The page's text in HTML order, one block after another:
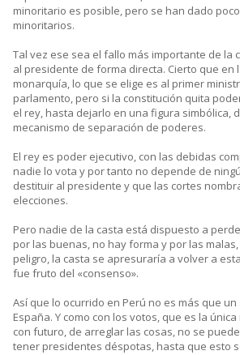
minoritario es posible, pero se han dado
minoritarios.
Tal vez ese sea el fallo más importante de la
al presidente de forma directa. Cierto que en
monarquía, lo que se elige es al primer
parlamento, pero si la constitución quita
el rey, hasta dejarlo en una figura simbólica,
mecanismo de separación de poderes.
El rey es poder ejecutivo, con las debidas
nadie lo vota y por tanto no depende de
destituir al presidente y que las cortes
elecciones.
Pero nadie de la casta está dispuesto a
por las buenas, no hay forma y por las
peligro, la casta se apresuraría a volver a
fue fruto del «consenso».
Así que lo ocurrido en Perú no es más que
España. Y como con los votos, que es la
con futuro, de arreglar las cosas, no se
tener presidentes déspotas, hasta que esto